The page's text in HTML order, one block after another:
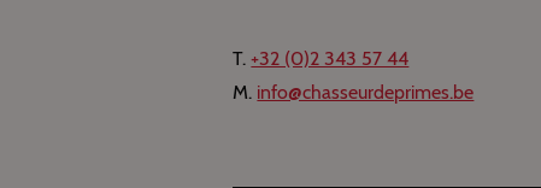
T.+32 (0)2 343 57 44
M. info@chasseurdeprimes.be